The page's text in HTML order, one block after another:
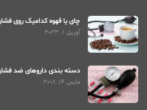
چای یا قهوه کدامیک روی
آوریل 1, 2023
دسته بندی داروهای ضد
مارس 14, 2018